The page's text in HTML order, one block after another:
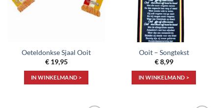
Oeteldonkse Sjaal Ooit
€19,95
IN WINKELMAND >
Ooit – Songtekst
€8,99
IN WINKELMAND >